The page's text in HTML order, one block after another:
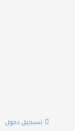
تسجيل دخول